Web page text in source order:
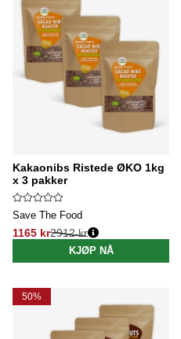
Kakaonibs Ristede ØKO 1kg
x 3 pakker
Save The Food
1165 kr
Vanlig pris:2912 kr
KJØP NÅ
50%